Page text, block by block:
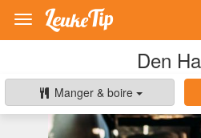
Toggle
navigation
Den
Manger & boire